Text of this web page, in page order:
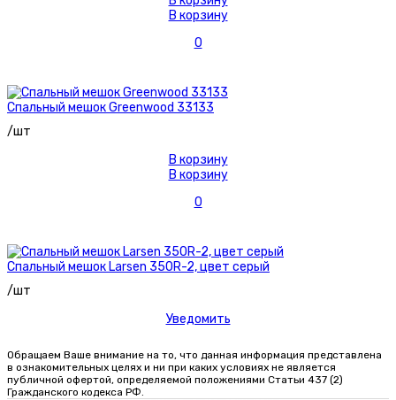
В корзину
0
Спальный мешок Greenwood 33133
/шт
В корзину
В корзину
0
Спальный мешок Larsen 350R-2, цвет серый
/шт
Уведомить
Обращаем Ваше внимание на то, что данная информация представлена
в ознакомительных целях и ни при каких условиях не является
публичной офертой, определяемой положениями Статьи 437 (2)
Гражданского кодекса РФ.